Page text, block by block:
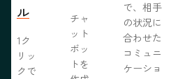
ル
1ク
リッ
クで
チャ
ット
ボッ
トを
で、相手
の状況に
合わせた
コミュニ
ケーショ